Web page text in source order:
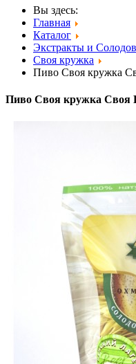
Вы здесь:
Главная
Каталог
Экстракты и
Своя кружка
Пиво Своя кружка
Пиво Своя кружка Своя